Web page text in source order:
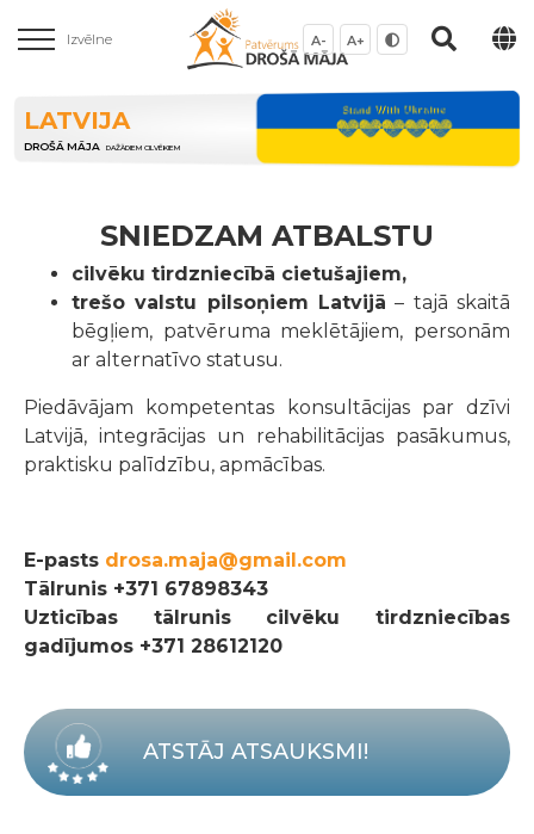
Izvēlne A- A+
LATVIJA
DROŠĀ MĀJA DAŽĀDIEM CILVĒKIEM
SNIEDZAM ATBALSTU
cilvēku tirdzniecībā cietušajiem,
trešo valstu pilsoņiem Latvijā – tajā skaitā
bēgļiem, patvēruma meklētājiem, personām
ar alternatīvo statusu.
Piedāvājam kompetentas konsultācijas par dzīvi
Latvijā, integrācijas un rehabilitācijas pasākumus,
praktisku palīdzību, apmācības.
E-pasts drosa.maja@gmail.com
Tālrunis +371 67898343
Uzticības tālrunis cilvēku tirdzniecības
gadījumos +371 28612120
ATSTĀJ ATSAUKSMI!